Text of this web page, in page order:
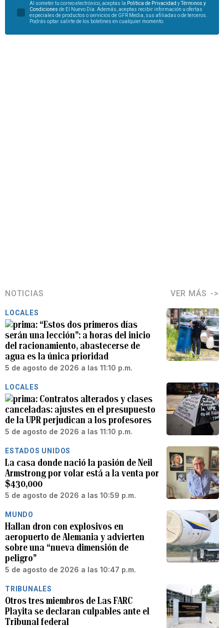
Al someter tu correo electrónico, aceptas la Política de Privacidad yTérminos y
Condiciones de El Nuevo Día. Además, aceptas recibir información u ofertas
especiales de productos o servicios de GFR Media, sus afiliadas o de terceros.
Podrás optar salirte de los boletines en cualquier momento.
NOTICIAS VER MÁS
LOCALES
“Estos dos primeros días
serán una lección”: a horas del inicio
del racionamiento, abastecerse de
agua es la única prioridad
5 de agosto de 2026 a las 11:10 p.m.
LOCALES
Contratos alterados y clases
canceladas: ajustes en el presupuesto
de la UPR perjudican a los profesores
5 de agosto de 2026 a las 11:10 p.m.
ESTADOS UNIDOS
La casa donde nació la pasión de Neil
Armstrong por volar está a la venta por
$430,000
5 de agosto de 2026 a las 10:59 p.m.
MUNDO
Hallan dron con explosivos en
aeropuerto de Alemania y advierten
sobre una “nueva dimensión de
peligro”
5 de agosto de 2026 a las 10:47 p.m.
TRIBUNALES
Otros tres miembros de Las FARC
Playita se declaran culpables ante el
Tribunal federal